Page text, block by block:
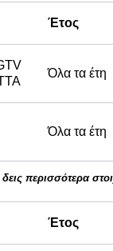
Έτος
Όλα τα έτη
Όλα τα έτη
περισσότερα
Έτος